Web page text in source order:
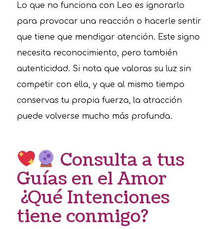
Lo que no funciona con Leo es ignorarlo
para provocar una reacción o hacerle sentir
que tiene que mendigar atención. Este signo
necesita reconocimiento, pero también
autenticidad. Si nota que valoras su luz sin
competir con ella, y que al mismo tiempo
conservas tu propia fuerza, la atracción
puede volverse mucho más profunda.
Consulta a tus
Guías en el Amor
¿Qué Intenciones
tiene conmigo?